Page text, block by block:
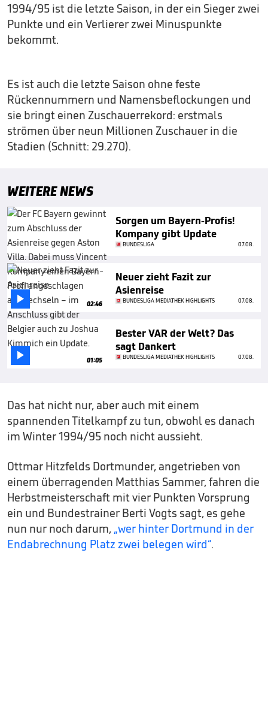
1994/95 ist die letzte Saison, in der ein Sieger zwei
Punkte und ein Verlierer zwei Minuspunkte
bekommt.
Es ist auch die letzte Saison ohne feste
Rückennummern und Namensbeflockungen und
sie bringt einen Zuschauerrekord: erstmals
strömen über neun Millionen Zuschauer in die
Stadien (Schnitt: 29.270).
WEITERE NEWS
Sorgen um Bayern-Profis!
Kompany gibt Update
BUNDESLIGA 07.08.
 02:46
Neuer zieht Fazit zur
Asienreise
BUNDESLIGA MEDIATHEK HIGHLIGHTS 07.08.
 01:05
Bester VAR der Welt? Das
sagt Dankert
BUNDESLIGA MEDIATHEK HIGHLIGHTS 07.08.
Das hat nicht nur, aber auch mit einem
spannenden Titelkampf zu tun, obwohl es danach
im Winter 1994/95 noch nicht aussieht.
Ottmar Hitzfelds Dortmunder, angetrieben von
einem überragenden Matthias Sammer, fahren die
Herbstmeisterschaft mit vier Punkten Vorsprung
ein und Bundestrainer Berti Vogts sagt, es gehe
nun nur noch darum, „wer hinter Dortmund in der
Endabrechnung Platz zwei belegen wird“.